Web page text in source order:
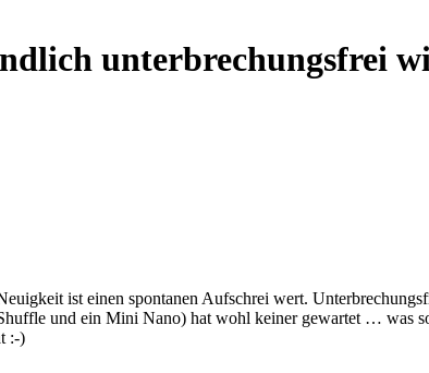
unterbrechungsfrei
ist einen spontanen Aufschrei wert.
und ein Mini Nano) hat wohl keiner gewartet … was
:-)